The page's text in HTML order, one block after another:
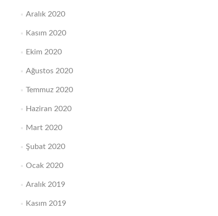
Aralık 2020
Kasım 2020
Ekim 2020
Ağustos 2020
Temmuz 2020
Haziran 2020
Mart 2020
Şubat 2020
Ocak 2020
Aralık 2019
Kasım 2019